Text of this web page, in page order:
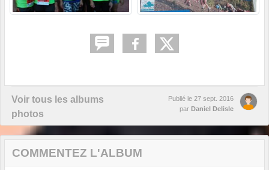
Voir tous les albums
photos
Publié le 27 sept. 2016
par Daniel Delisle
COMMENTEZ L'ALBUM